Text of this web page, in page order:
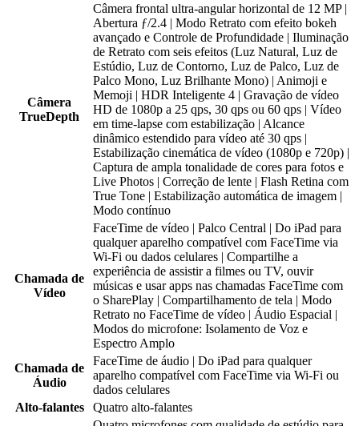
Câmera
TrueDepth
Câmera frontal ultra-angular horizontal de 12 MP |
Abertura ƒ/2.4 | Modo Retrato com efeito bokeh
avançado e Controle de Profundidade | Iluminação
de Retrato com seis efeitos (Luz Natural, Luz de
Estúdio, Luz de Contorno, Luz de Palco, Luz de
Palco Mono, Luz Brilhante Mono) | Animoji e
Memoji | HDR Inteligente 4 | Gravação de vídeo
HD de 1080p a 25 qps, 30 qps ou 60 qps | Vídeo
em time-lapse com estabilização | Alcance
dinâmico estendido para vídeo até 30 qps |
Estabilização cinemática de vídeo (1080p e 720p) |
Captura de ampla tonalidade de cores para fotos e
Live Photos | Correção de lente | Flash Retina com
True Tone | Estabilização automática de imagem |
Modo contínuo
Chamada de
Vídeo
FaceTime de vídeo | Palco Central | Do iPad para
qualquer aparelho compatível com FaceTime via
Wi-Fi ou dados celulares | Compartilhe a
experiência de assistir a filmes ou TV, ouvir
músicas e usar apps nas chamadas FaceTime com
o SharePlay | Compartilhamento de tela | Modo
Retrato no FaceTime de vídeo | Áudio Espacial |
Modos do microfone: Isolamento de Voz e
Espectro Amplo
Chamada de
Áudio
FaceTime de áudio | Do iPad para qualquer
aparelho compatível com FaceTime via Wi-Fi ou
dados celulares
Alto-falantes
Quatro alto-falantes